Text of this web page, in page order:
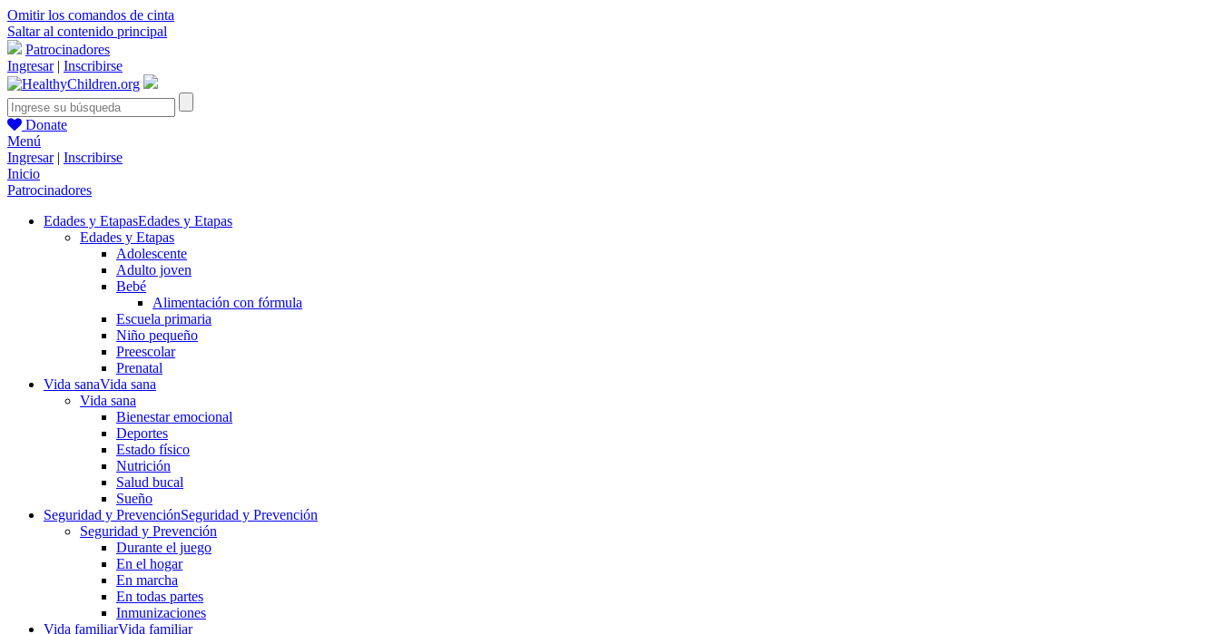
Omitir los comandos de cinta
Saltar al contenido principal
Patrocinadores
Ingresar| Inscribirse
Donate
Menú
Ingresar| Inscribirse
Inicio
Patrocinadores
Edades y EtapasEdades y Etapas
Edades y Etapas
Adolescente
Adulto joven
Bebé
Alimentación con fórmula
Escuela primaria
Niño pequeño
Preescolar
Prenatal
Vida sanaVida sana
Vida sana
Bienestar emocional
Deportes
Estado físico
Nutrición
Salud bucal
Sueño
Seguridad y PrevenciónSeguridad y Prevención
Seguridad y Prevención
Durante el juego
En el hogar
En marcha
En todas partes
Inmunizaciones
Vida familiarVida familiar